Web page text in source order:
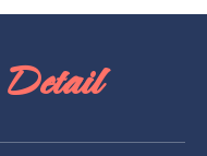
Detail